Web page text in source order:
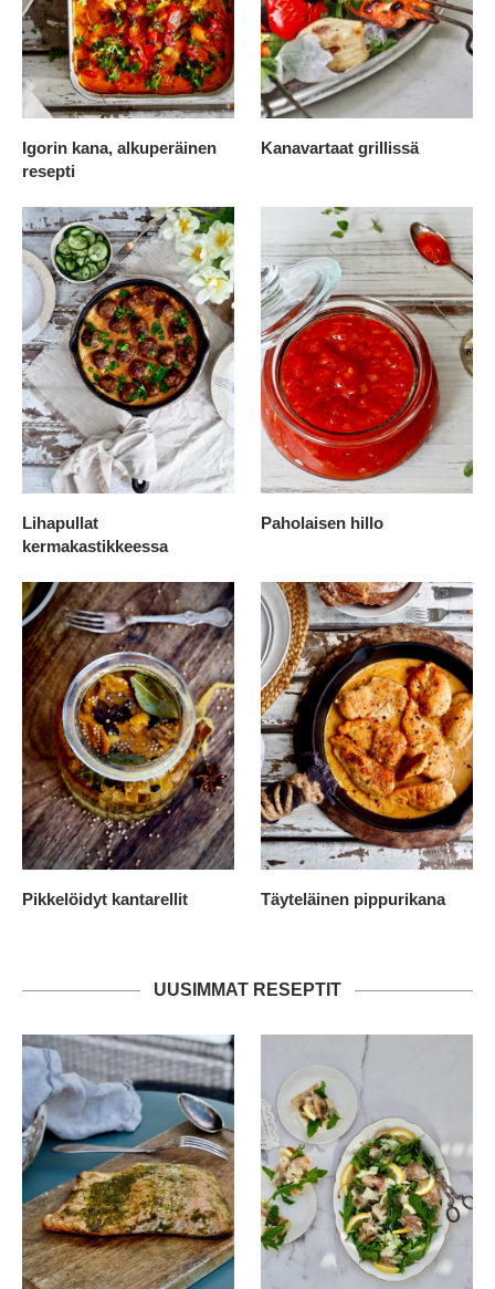
Igorin kana, alkuperäinen
resepti
Kanavartaat grillissä
Lihapullat
kermakastikkeessa
Paholaisen hillo
Pikkelöidyt kantarellit Täyteläinen pippurikana
UUSIMMAT RESEPTIT